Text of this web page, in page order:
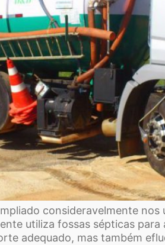
consideravelmente
utiliza fossas sépticas
adequado, mas também